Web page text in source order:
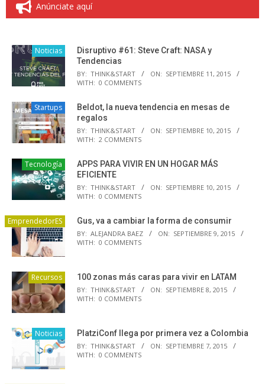
Anúnciate aquí
Noticias
Disruptivo #61: Steve Craft: NASA y
Tendencias
BY: THINK&START ON: SEPTIEMBRE 11, 2015
WITH: 0 COMMENTS
Startups
Beldot, la nueva tendencia en mesas de
regalos
BY: THINK&START ON: SEPTIEMBRE 10, 2015
WITH: 2 COMMENTS
Tecnología
APPS PARA VIVIR EN UN HOGAR MÁS
EFICIENTE
BY: THINK&START ON: SEPTIEMBRE 10, 2015
WITH: 0 COMMENTS
EmprendedorES Gus, va a cambiar la forma de consumir
BY: ALEJANDRA BAEZ ON: SEPTIEMBRE 9, 2015
WITH: 0 COMMENTS
Recursos 100 zonas más caras para vivir en LATAM
BY: THINK&START ON: SEPTIEMBRE 8, 2015
WITH: 0 COMMENTS
Noticias PlatziConf llega por primera vez a Colombia
BY: THINK&START ON: SEPTIEMBRE 7, 2015
WITH: 0 COMMENTS